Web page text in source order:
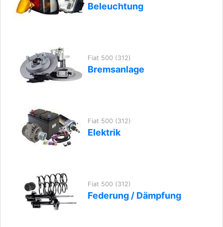
Beleuchtung
Fiat 500 (312)
Bremsanlage
Fiat 500 (312)
Elektrik
Fiat 500 (312)
Federung / Dämpfung